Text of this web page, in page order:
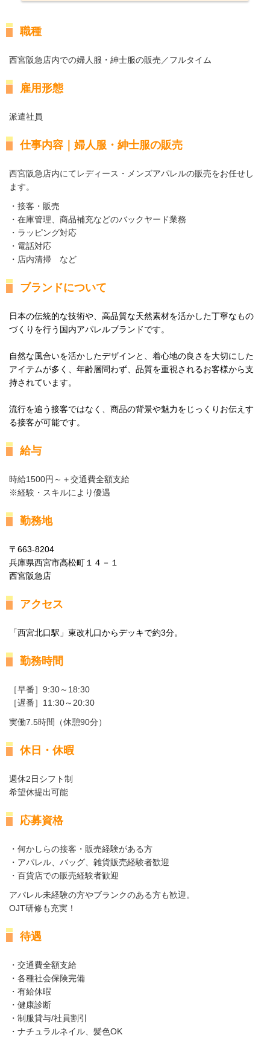
職種
西宮阪急店内での婦人服・紳士服の販売／フルタイム
雇用形態
派遣社員
仕事内容｜婦人服・紳士服の販売
西宮阪急店内にてレディース・メンズアパレルの販売をお任せし
ます。
・接客・販売
・在庫管理、商品補充などのバックヤード業務
・ラッピング対応
・電話対応
・店内清掃 など
ブランドについて
日本の伝統的な技術や、高品質な天然素材を活かした丁寧なもの
づくりを行う国内アパレルブランドです。
自然な風合いを活かしたデザインと、 着心地の良さを大切にした
アイテムが多く、 年齢層問わず、品質を重視されるお客様から支
持されています。
流行を追う接客ではなく、 商品の背景や魅力をじっくりお伝えす
る接客が可能です。
給与
時給1500円～＋交通費全額支給
※経験・スキルにより優遇
勤務地
〒663-8204
兵庫県西宮市高松町１４－１
西宮阪急店
アクセス
「西宮北口駅」東改札口からデッキで約3分。
勤務時間
［早番］9:30～18:30
［遅番］11:30～20:30
実働7.5時間（休憩90分）
休日・休暇
週休2日シフト制
希望休提出可能
応募資格
・何かしらの接客・販売経験がある方
・アパレル、バッグ、雑貨販売経験者歓迎
・百貨店での販売経験者歓迎
アパレル未経験の方やブランクのある方も歓迎。
OJT研修も充実！
待遇
・交通費全額支給
・各種社会保険完備
・有給休暇
・健康診断
・制服貸与/社員割引
・ナチュラルネイル、髪色OK